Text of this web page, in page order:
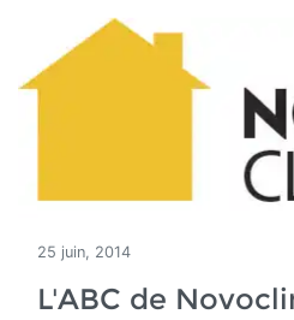
25 juin, 2014
L'ABC de